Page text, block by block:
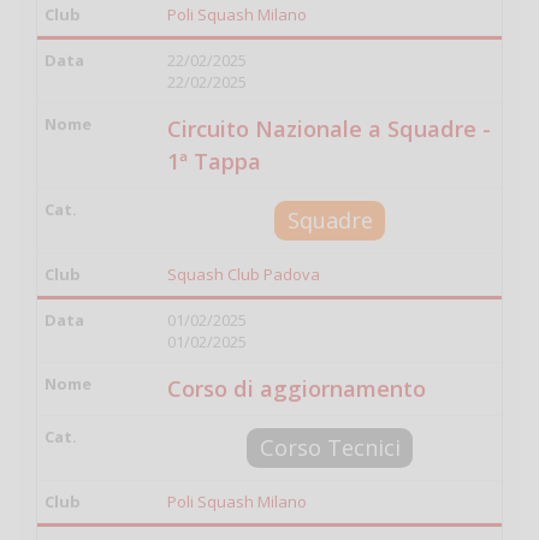
Poli Squash Milano
22/02/2025
22/02/2025
Circuito Nazionale a Squadre -
1ª Tappa
Squadre
Squash Club Padova
01/02/2025
01/02/2025
Corso di aggiornamento
Corso Tecnici
Poli Squash Milano